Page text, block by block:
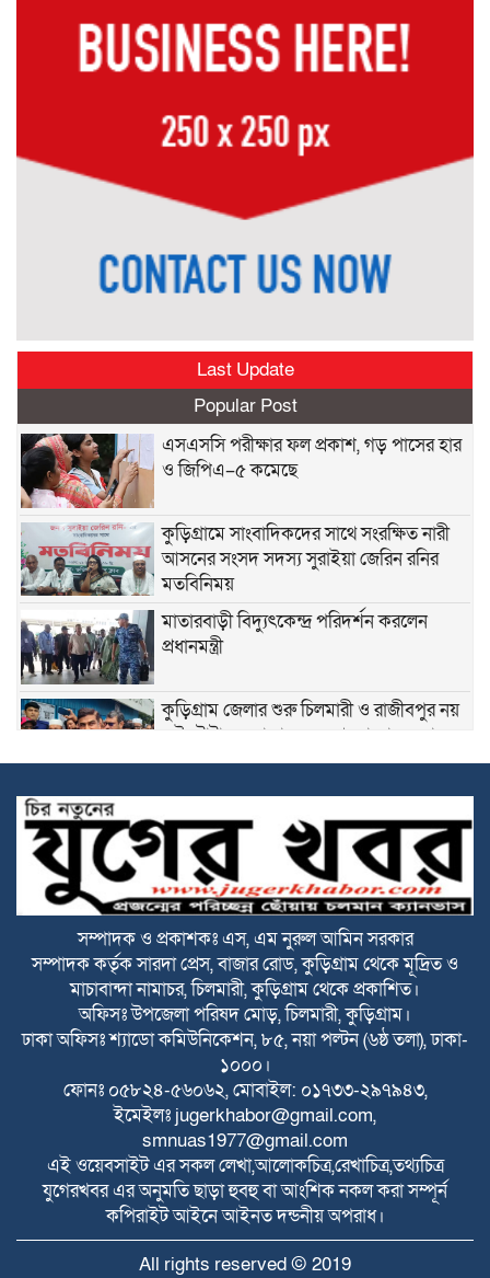
Last Update
Popular Post
এসএসসি পরীক্ষার ফল প্রকাশ, গড় পাসের হার
ও জিপিএ–৫ কমেছে
কুড়িগ্রামে সাংবাদিকদের সাথে সংরক্ষিত নারী
আসনের সংসদ সদস্য সুরাইয়া জেরিন রনির
মতবিনিময়
মাতারবাড়ী বিদ্যুৎকেন্দ্র পরিদর্শন করলেন
প্রধানমন্ত্রী
কুড়িগ্রাম জেলার শুরু চিলমারী ও রাজীবপুর নয়
এই টোটাল এলাকায় যেন আমরা ভাঙন রোধ
করতে পারি এবং এখানকার কোন মানুষের যেন
বাজার আর যেন নদীতে বিলীন হয়ে না যায়। সে জন্যই বর্তমান
সরকার তারেক রহমান সরকার, এই প্রকল্পগুলো হাতে নিয়েছেন-পানি
সম্পদ প্রতিমন্ত্রী, ফরহাদ হোসেন আজাদ
ভূরুঙ্গামারীতে বর্নিল আয়োজনে কৃষক সম্মেলন
অনুষ্ঠিত
সকালে দুই জেলায় সড়ক দুর্ঘটনা, নিহত ১৬
বিটিভির মহাপরিচালক হলেন কাজী জেসিন
রাজারহাটে পাখির অভয়ারণ্য ঘোষণা, হাড়ি-
পাতিলের বাসা উদ্বোধন করলেন ইউএনও
ভূরুঙ্গামারীতে জুলাই গনঅভ্যুত্থান দিবসে জুলাই
সম্পাদক ও প্রকাশকঃ এস, এম নুরুল আমিন সরকার
সম্পাদক কর্তৃক সারদা প্রেস, বাজার রোড, কুড়িগ্রাম থেকে মূদ্রিত ও
মাচাবান্দা নামাচর, চিলমারী, কুড়িগ্রাম থেকে প্রকাশিত।
অফিসঃ উপজেলা পরিষদ মোড়, চিলমারী, কুড়িগ্রাম।
ঢাকা অফিসঃ শ্যাডো কমিউনিকেশন, ৮৫, নয়া পল্টন (৬ষ্ঠ তলা), ঢাকা-
১০০০।
ফোনঃ ০৫৮২৪-৫৬০৬২, মোবাইল: ০১৭৩৩-২৯৭৯৪৩,
ইমেইলঃ jugerkhabor@gmail.com,
smnuas1977@gmail.com
এই ওয়েবসাইট এর সকল লেখা,আলোকচিত্র,রেখাচিত্র,তথ্যচিত্র
যুগেরখবর এর অনুমতি ছাড়া হুবহু বা আংশিক নকল করা সম্পূর্ন
কপিরাইট আইনে আইনত দন্ডনীয় অপরাধ।
All rights reserved © 2019